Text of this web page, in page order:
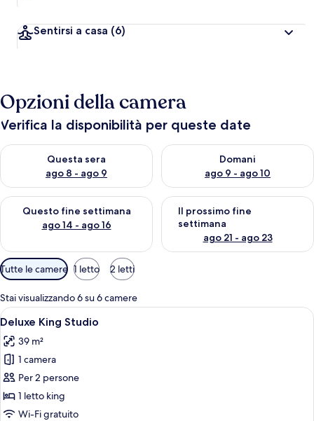
Sentirsi a casa (6)
Opzioni della camera
Verifica la disponibilità per queste date
Questa sera
ago 8 - ago 9
Verifica la disponibilità per questa sera, ago 8 - ago 9
Domani
ago 9 - ago 10
Verifica la disponibilità per
Questo fine settimana
ago 14 - ago 16
Verifica la disponibilità per questo fine settimana, ago 14 -
Il prossimo fine
settimana
ago 21 - ago 23
Verifica la disponibilità per il
Filtri
disponibili
per
le
camere
Tutte le camere 1 letto 2 letti
Stai visualizzando 6 su 6 camere
Apri
tutte
le
foto
per
Deluxe
King
Una camera da letto con un letto,
13
Deluxe King Studio
39 m²
1 camera
Per 2 persone
1 letto king
Wi-Fi gratuito